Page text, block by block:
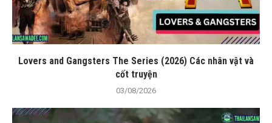
Lovers and Gangsters The Series (2026) Các nhân vật và
cốt truyện
03/08/2026